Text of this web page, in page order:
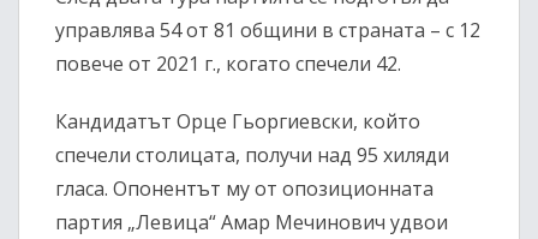
управлява 54 от 81 общини в страната – с 12
повече от 2021 г., когато спечели 42.
Кандидатът Орце Гьоргиевски, който
спечели столицата, получи над 95 хиляди
гласа. Опонентът му от опозиционната
партия „Левица“ Амар Мечинович удвои